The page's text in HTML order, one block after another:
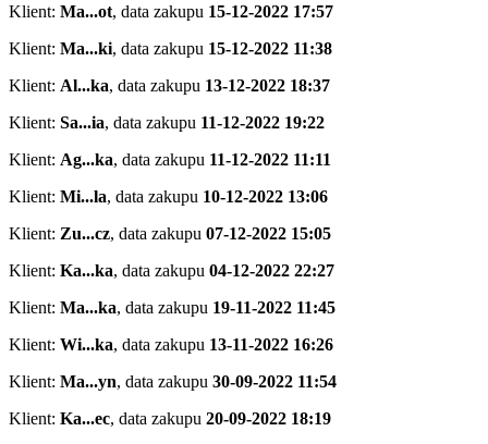
Klient: Ma...ot, data zakupu 15-12-2022 17:57
Klient: Ma...ki, data zakupu 15-12-2022 11:38
Klient: Al...ka, data zakupu 13-12-2022 18:37
Klient: Sa...ia, data zakupu 11-12-2022 19:22
Klient: Ag...ka, data zakupu 11-12-2022 11:11
Klient: Mi...la, data zakupu 10-12-2022 13:06
Klient: Zu...cz, data zakupu 07-12-2022 15:05
Klient: Ka...ka, data zakupu 04-12-2022 22:27
Klient: Ma...ka, data zakupu 19-11-2022 11:45
Klient: Wi...ka, data zakupu 13-11-2022 16:26
Klient: Ma...yn, data zakupu 30-09-2022 11:54
Klient: Ka...ec, data zakupu 20-09-2022 18:19